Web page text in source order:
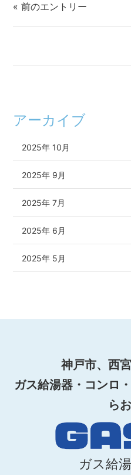
« 前のエントリー
アーカイブ
2025年 10月
2025年 9月
2025年 7月
2025年 6月
2025年 5月
神戸市、西
ガス給湯器・コンロ
ら
ガス給